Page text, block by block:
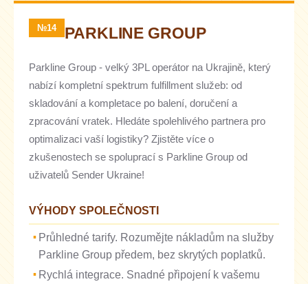
№14 PARKLINE GROUP
Parkline Group - velký 3PL operátor na Ukrajině, který
nabízí kompletní spektrum fulfillment služeb: od
skladování a kompletace po balení, doručení a
zpracování vratek. Hledáte spolehlivého partnera pro
optimalizaci vaší logistiky? Zjistěte více o
zkušenostech se spoluprací s Parkline Group od
uživatelů Sender Ukraine!
VÝHODY SPOLEČNOSTI
Průhledné tarify. Rozumějte nákladům na služby
Parkline Group předem, bez skrytých poplatků.
Rychlá integrace. Snadné připojení k vašemu